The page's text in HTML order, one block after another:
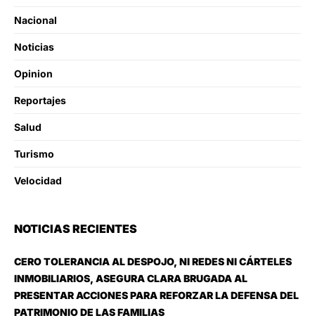
Nacional
Noticias
Opinion
Reportajes
Salud
Turismo
Velocidad
NOTICIAS RECIENTES
CERO TOLERANCIA AL DESPOJO, NI REDES NI CÁRTELES
INMOBILIARIOS, ASEGURA CLARA BRUGADA AL
PRESENTAR ACCIONES PARA REFORZAR LA DEFENSA DEL
PATRIMONIO DE LAS FAMILIAS